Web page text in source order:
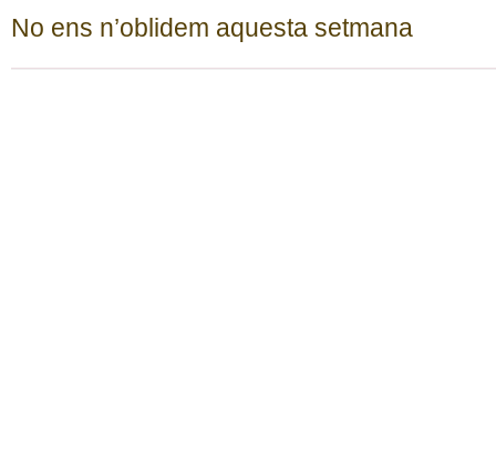
No ens n’oblidem aquesta setmana